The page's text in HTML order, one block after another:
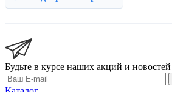
Будьте в курсе наших акций и новостей